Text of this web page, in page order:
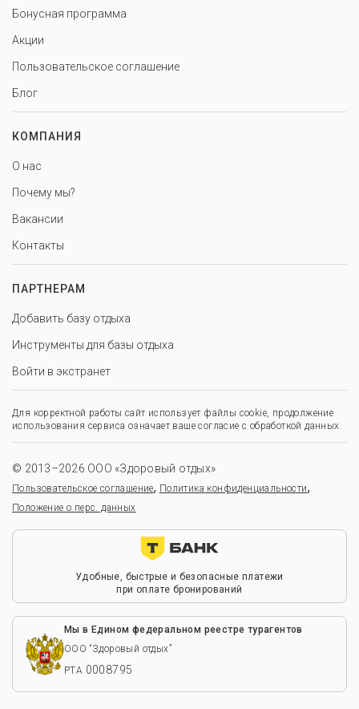
Бонусная программа
Акции
Пользовательское соглашение
Блог
КОМПАНИЯ
О нас
Почему мы?
Вакансии
Контакты
ПАРТНЕРАМ
Добавить базу отдыха
Инструменты для базы отдыха
Войти в экстранет
Для корректной работы сайт использует файлы cookie, продолжение
использования сервиса означает ваше согласие с обработкой данных.
© 2013–2026 ООО «Здоровый отдых»
Пользовательское соглашение, Политика конфиденциальности,
Положение о перс. данных
Удобные, быстрые и безопасные платежи
при оплате бронирований
Мы в Едином федеральном реестре турагентов
ООО “Здоровый отдых”
РТА 0008795